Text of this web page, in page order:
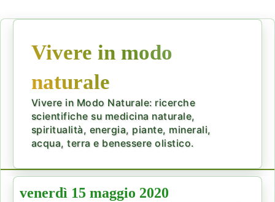
Vivere in modo
naturale
Vivere in Modo Naturale: ricerche
scientifiche su medicina naturale,
spiritualità, energia, piante, minerali,
acqua, terra e benessere olistico.
venerdì 15 maggio 2020